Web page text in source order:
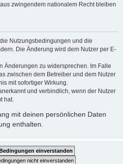
zwingendem nationalem Recht bleiben
Nutzungsbedingungen und die
Die Änderung wird dem Nutzer per E-
Änderungen zu widersprechen. Im Falle
zwischen dem Betreiber und dem Nutzer
mit sofortiger Wirkung.
und verbindlich, wenn der Nutzer
hat.
mit deinen persönlichen Daten
enthalten.